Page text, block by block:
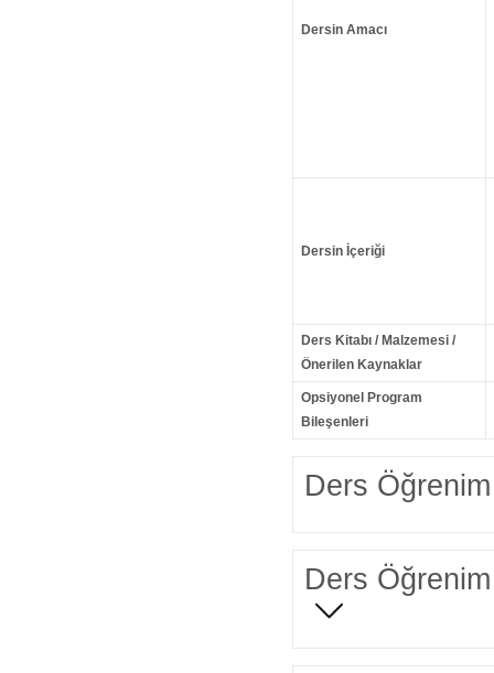
Dersin Amacı
Dersin İçeriği
Ders Kitabı / Malzemesi /
Önerilen Kaynaklar
Opsiyonel Program
Bileşenleri
Ders Öğrenim
Ders Öğrenim